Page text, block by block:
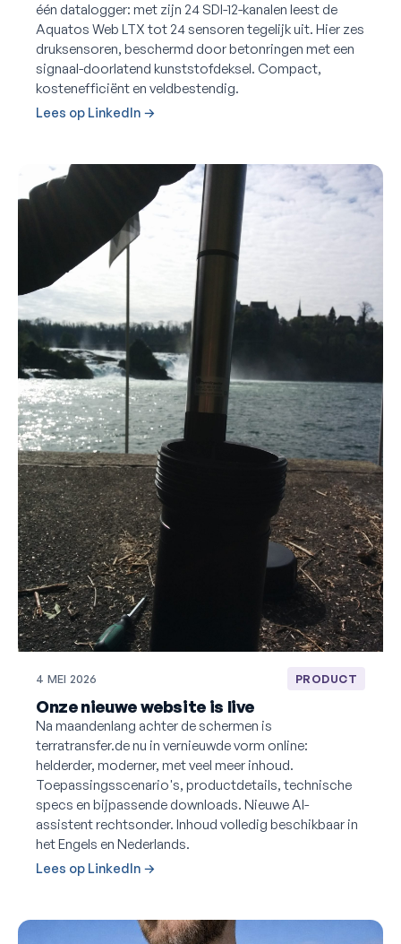
één datalogger: met zijn 24 SDI-12-kanalen leest de
Aquatos Web LTX tot 24 sensoren tegelijk uit. Hier zes
druksensoren, beschermd door betonringen met een
signaal-doorlatend kunststofdeksel. Compact,
kostenefficiënt en veldbestendig.
Lees op LinkedIn →
4 MEI 2026 PRODUCT
Onze nieuwe website is live
Na maandenlang achter de schermen is
terratransfer.de nu in vernieuwde vorm online:
helderder, moderner, met veel meer inhoud.
Toepassingsscenario's, productdetails, technische
specs en bijpassende downloads. Nieuwe AI-
assistent rechtsonder. Inhoud volledig beschikbaar in
het Engels en Nederlands.
Lees op LinkedIn →